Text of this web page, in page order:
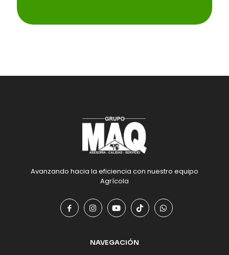
Avanzando hacia la eficiencia con nuestro equipo
Agrícola
NAVEGACIÓN